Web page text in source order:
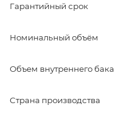
Гарантийный срок
Номинальный объём
Объем внутреннего бака
Страна производства